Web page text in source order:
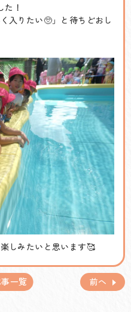
！
入りたい🥺」と待ちどおし
しみたいと思います🥰
前へ
一覧